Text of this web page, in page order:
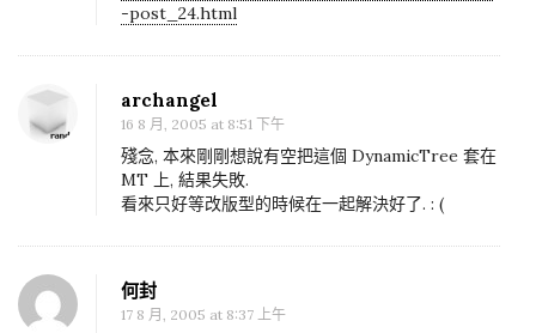
-post_24.html
archangel
16 8 月, 2005 at 8:51 下午
殘念, 本來剛剛想說有空把這個 DynamicTree 套在
MT 上, 結果失敗.
看來只好等改版型的時候在一起解決好了. : (
何封
17 8 月, 2005 at 8:37 上午